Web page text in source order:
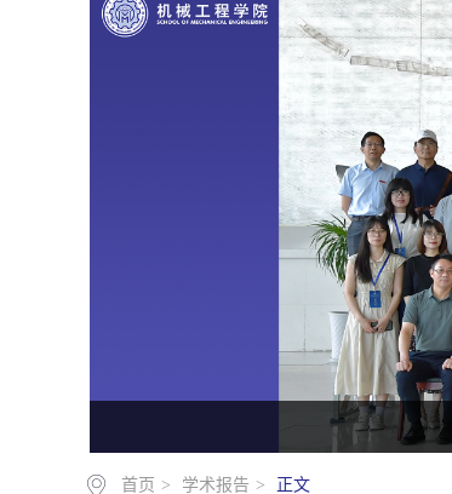
首页 > 学术报告 > 正文